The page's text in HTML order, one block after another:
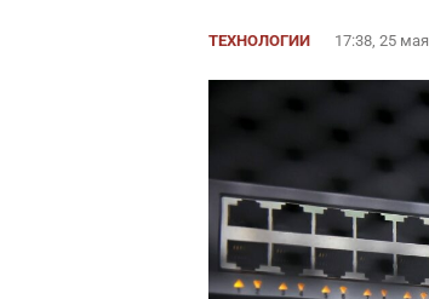
ТЕХНОЛОГИИ 17:38, 25 мая